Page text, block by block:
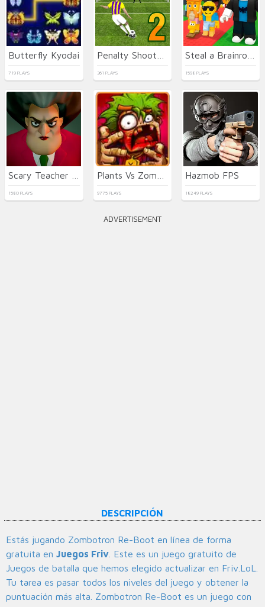
Butterfly Kyodai
719 PLAYS 361 PLAYS 1598 PLAYS
1580 PLAYS 9775 PLAYS
Hazmob FPS
18249 PLAYS
ADVERTISEMENT
DESCRIPCIÓN
Estás jugando Zombotron Re-Boot en línea de forma
gratuita en Juegos Friv . Este es un juego gratuito de
Juegos de batalla que hemos elegido actualizar en Friv.LoL.
Tu tarea es pasar todos los niveles del juego y obtener la
puntuación más alta. Zombotron Re-Boot es un juego con